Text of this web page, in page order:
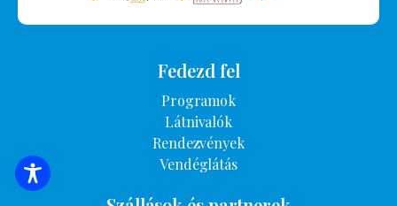
Fedezd fel
Programok
Látnivalók
Rendezvények
Vendéglátás